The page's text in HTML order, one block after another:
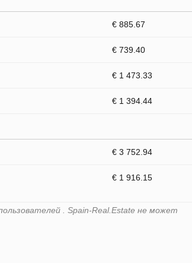
€ 885.67
€ 739.40
€ 1 473.33
€ 1 394.44
€ 3 752.94
€ 1 916.15
. Spain-Real.Estate не может